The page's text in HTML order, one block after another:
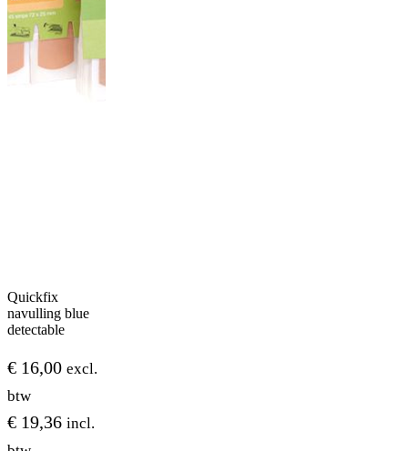
Quickfix
navulling blue
detectable
€ 16,00 excl.
btw
€ 19,36 incl.